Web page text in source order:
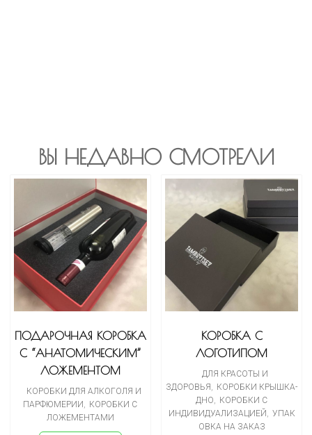
ВЫ НЕДАВНО СМОТРЕЛИ
ПОДАРОЧНАЯ КОРОБКА
С “АНАТОМИЧЕСКИМ”
ЛОЖЕМЕНТОМ
КОРОБКИ ДЛЯ АЛКОГОЛЯ И
ПАРФЮМЕРИИ
КОРОБКИ С
ЛОЖЕМЕНТАМИ
КОРОБКА С
ЛОГОТИПОМ
ДЛЯ КРАСОТЫ И
ЗДОРОВЬЯ
КОРОБКИ КРЫШКА-
ДНО
КОРОБКИ С
ИНДИВИДУАЛИЗАЦИЕЙ
УПАК
ОВКА НА ЗАКАЗ